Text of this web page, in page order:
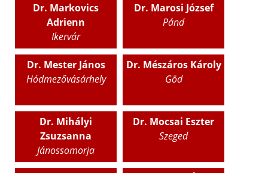
Dr. Markovics
Adrienn
Ikervár
Dr. Marosi József
Pánd
Dr. Mester János
Hódmezővásárhely
Dr. Mészáros Károly
Göd
Dr. Mihályi
Zsuzsanna
Jánossomorja
Dr. Mocsai Eszter
Szeged